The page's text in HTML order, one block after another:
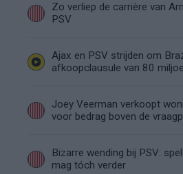
Zo verliep de carrière van
PSV
Ajax en PSV strijden om
afkoopclausule van 80
Joey Veerman verkoopt
voor bedrag boven de
Bizarre wending bij PSV:
mag tóch verder